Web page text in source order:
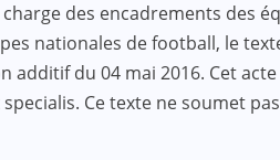
des encadrements des
nationales de football, le
additif du 04 mai 2016. Cet
Ce texte ne soumet